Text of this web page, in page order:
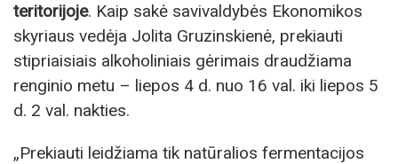
teritorijoje. Kaip sakė savivaldybės Ekonomikos
skyriaus vedėja Jolita Gruzinskienė, prekiauti
stipriaisiais alkoholiniais gėrimais draudžiama
renginio metu – liepos 4 d. nuo 16 val. iki liepos 5
d. 2 val. nakties.
„Prekiauti leidžiama tik natūralios fermentacijos